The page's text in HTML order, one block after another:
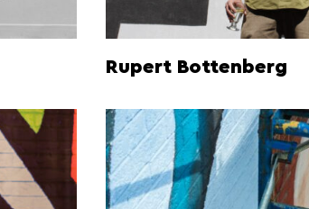
Rupert Bottenberg